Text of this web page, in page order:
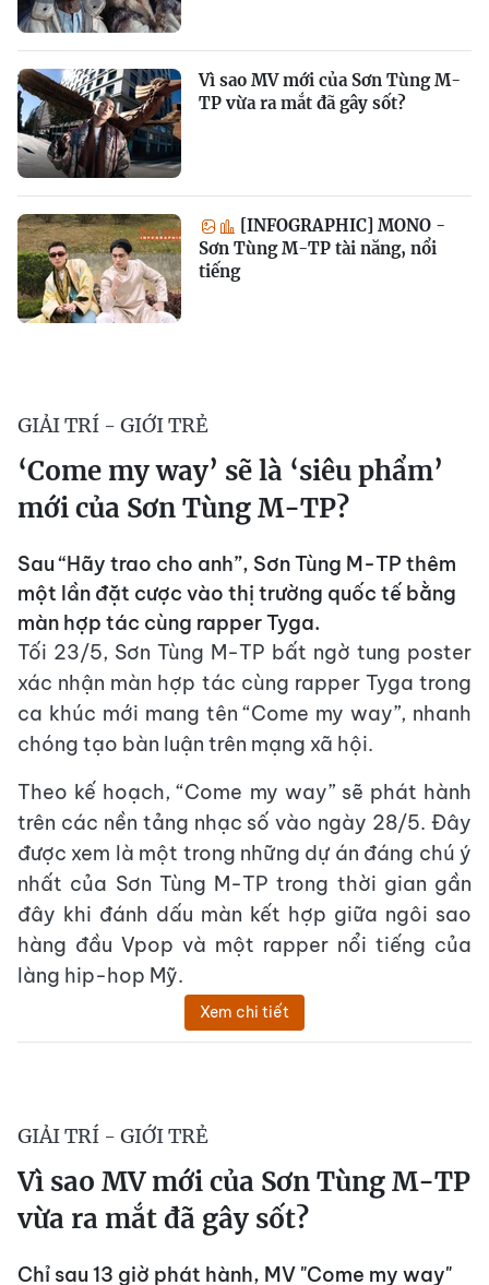
Vì sao MV mới của Sơn Tùng M-
TP vừa ra mắt đã gây sốt?
[INFOGRAPHIC] MONO -
Sơn Tùng M-TP tài năng, nổi
tiếng
GIẢI TRÍ - GIỚI TRẺ
‘Come my way’ sẽ là ‘siêu phẩm’
mới của Sơn Tùng M-TP?
Sau “Hãy trao cho anh”, Sơn Tùng M-TP thêm
một lần đặt cược vào thị trường quốc tế bằng
màn hợp tác cùng rapper Tyga.
Tối 23/5, Sơn Tùng M-TP bất ngờ tung poster
xác nhận màn hợp tác cùng rapper Tyga trong
ca khúc mới mang tên “Come my way”, nhanh
chóng tạo bàn luận trên mạng xã hội.
Theo kế hoạch, “Come my way” sẽ phát hành
trên các nền tảng nhạc số vào ngày 28/5. Đây
được xem là một trong những dự án đáng chú ý
nhất của Sơn Tùng M-TP trong thời gian gần
đây khi đánh dấu màn kết hợp giữa ngôi sao
hàng đầu Vpop và một rapper nổi tiếng của
làng hip-hop Mỹ.
Xem chi tiết
GIẢI TRÍ - GIỚI TRẺ
Vì sao MV mới của Sơn Tùng M-TP
vừa ra mắt đã gây sốt?
Chỉ sau 13 giờ phát hành, MV "Come my way"